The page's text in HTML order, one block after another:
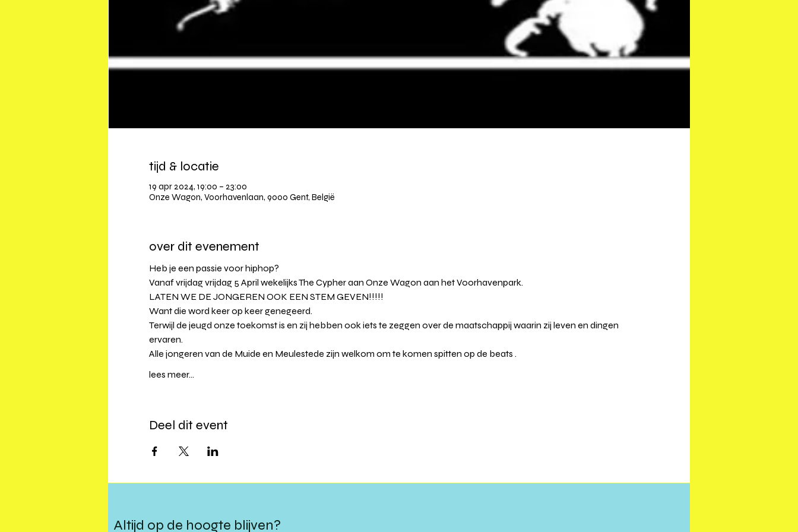
tijd & locatie
19 apr 2024, 19:00 – 23:00
Onze Wagon, Voorhavenlaan, 9000 Gent, België
over dit evenement
Heb je een passie voor hiphop?
Vanaf vrijdag vrijdag 5 April wekelijks The Cypher aan Onze Wagon aan het Voorhavenpark.
LATEN WE DE JONGEREN OOK EEN STEM GEVEN!!!!!
Want die word keer op keer genegeerd.
Terwijl de jeugd onze toekomst is en zij hebben ook iets te zeggen over de maatschappij waarin zij leven en dingen
ervaren.
Alle jongeren van de Muide en Meulestede zijn welkom om te komen spitten op de beats .
lees meer...
Deel dit event
Altijd op de hoogte blijven?